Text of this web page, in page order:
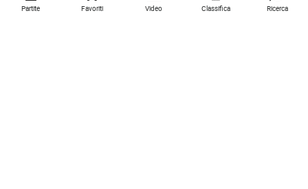
Partite Favoriti Video Classifica Ricerca